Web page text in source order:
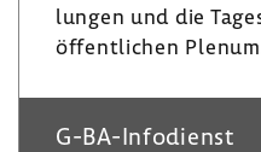
lungen und die
öffent­li­chen
G-​BA-Infodienst